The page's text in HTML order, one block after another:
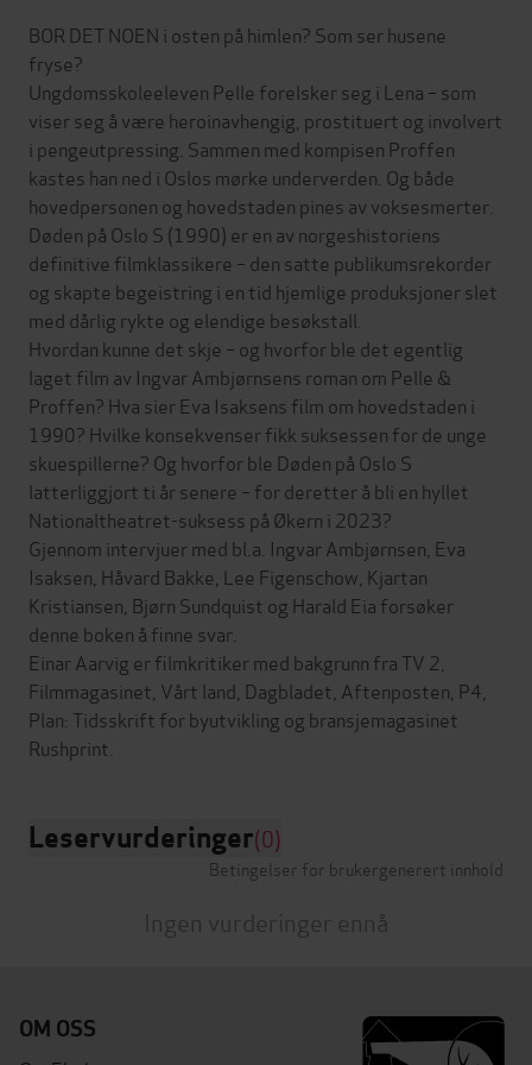
BOR DET NOEN i osten på himlen? Som ser husene
fryse?
Ungdomsskoleeleven Pelle forelsker seg i Lena – som
viser seg å være heroinavhengig, prostituert og involvert
i pengeutpressing. Sammen med kompisen Proffen
kastes han ned i Oslos mørke underverden. Og både
hovedpersonen og hovedstaden pines av voksesmerter.
Døden på Oslo S (1990) er en av norgeshistoriens
definitive filmklassikere – den satte publikumsrekorder
og skapte begeistring i en tid hjemlige produksjoner slet
med dårlig rykte og elendige besøkstall.
Hvordan kunne det skje – og hvorfor ble det egentlig
laget film av Ingvar Ambjørnsens roman om Pelle &
Proffen? Hva sier Eva Isaksens film om hovedstaden i
1990? Hvilke konsekvenser fikk suksessen for de unge
skuespillerne? Og hvorfor ble Døden på Oslo S
latterliggjort ti år senere – for deretter å bli en hyllet
Nationaltheatret-suksess på Økern i 2023?
Gjennom intervjuer med bl.a. Ingvar Ambjørnsen, Eva
Isaksen, Håvard Bakke, Lee Figenschow, Kjartan
Kristiansen, Bjørn Sundquist og Harald Eia forsøker
denne boken å finne svar.
Einar Aarvig er filmkritiker med bakgrunn fra TV 2,
Filmmagasinet, Vårt land, Dagbladet, Aftenposten, P4,
Plan: Tidsskrift for byutvikling og bransjemagasinet
Leservurderinger(0)
Betingelser for brukergenerert innhold
Ingen vurderinger ennå
OM OSS